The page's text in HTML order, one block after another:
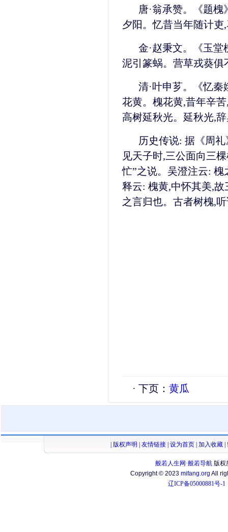
唐·翁承赞。《题
夕阳。忆昔当年随计吏
金·赵秉文。《玉
泥引篆蜗。营草戎葵俱
清·叶申芗。《忆
花黄。槐花黄,昔年辛
高树延秋光。延秋光,
历史传说: 据《周
见天子时,三公面向三
忙”之说。吴澄注云:
释云: 槐黄,中怀其美,
之言归也。古者树槐,
· 下页： 黄瓜
版权声明 友情链接 设为首页 加入收藏
般若人生网·般若导航版权
Copyright © 2023 mifang.org All
辽ICP备05000881号-1